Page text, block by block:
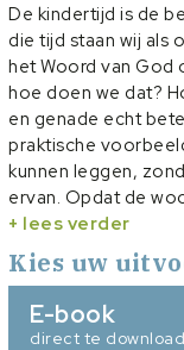
De kindertijd is de
die tijd staan wij als
het Woord van God
hoe doen we dat?
en genade echt
praktische
kunnen leggen,
ervan. Opdat de
begrepen worden,
woorden van
kinderwerkers en
praktische
bezinning.
+ lees verder
Kies uw
E-book
direct te